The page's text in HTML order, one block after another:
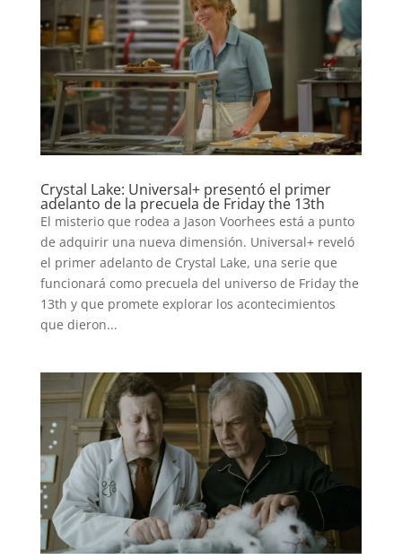
Crystal Lake: Universal+ presentó el primer
adelanto de la precuela de Friday the 13th
El misterio que rodea a Jason Voorhees está a punto
de adquirir una nueva dimensión. Universal+ reveló
el primer adelanto de Crystal Lake, una serie que
funcionará como precuela del universo de Friday the
13th y que promete explorar los acontecimientos
que dieron...